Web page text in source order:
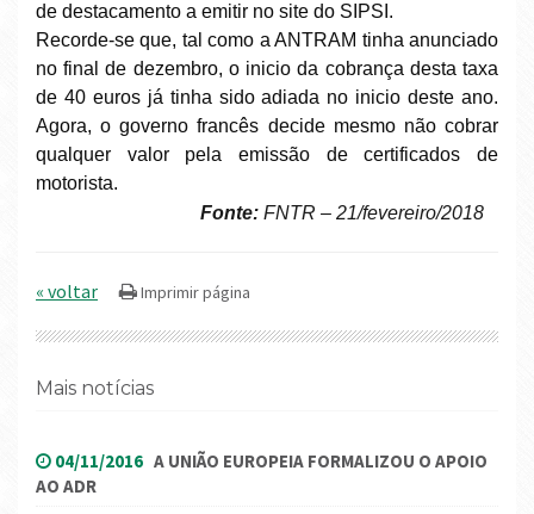
de destacamento a emitir no site do SIPSI.
Recorde-se que, tal como a ANTRAM tinha anunciado
no final de dezembro, o inicio da cobrança desta taxa
de 40 euros já tinha sido adiada no inicio deste ano.
Agora, o governo francês decide mesmo não cobrar
qualquer valor pela emissão de certificados de
motorista.
Fonte: FNTR – 21/fevereiro/2018
« voltar
Mais notícias
04/11/2016 A UNIÃO EUROPEIA FORMALIZOU O APOIO
AO ADR